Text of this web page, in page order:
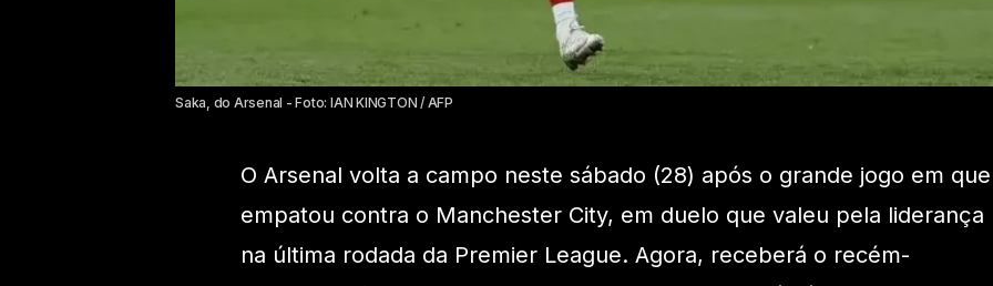
Saka, do Arsenal - Foto: IAN KINGTON / AFP
O Arsenal volta a campo neste sábado (28) após o grande jogo em que
empatou contra o Manchester City, em duelo que valeu pela liderança
na última rodada da Premier League. Agora, receberá o recém-